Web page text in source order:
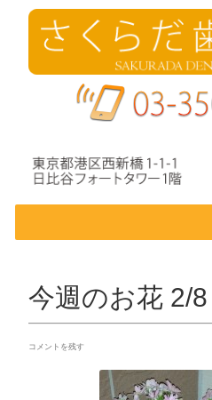
へ
ス
プ
今週のお花 2/8
コメントを残す